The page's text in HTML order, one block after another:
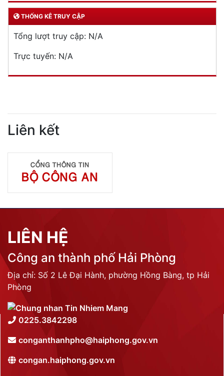
THỐNG KÊ TRUY CẬP
Tổng lượt truy cập: N/A
Trực tuyến: N/A
Liên kết
LIÊN HỆ
Công an thành phố Hải Phòng
Địa chỉ: Số 2 Lê Đại Hành, phường Hồng Bàng, tp Hải
Phòng
0225.3842298
conganthanhpho@haiphong.gov.vn
congan.haiphong.gov.vn